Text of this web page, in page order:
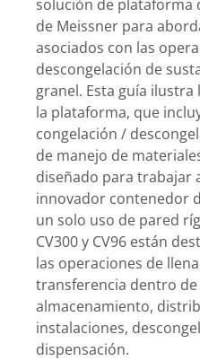
solución de plataforma
de Meissner para
asociados con las
descongelación de
granel. Esta guía
la plataforma, que
congelación /
de manejo de
diseñado para trabajar
innovador contenedor
un solo uso de pared
CV300 y CV96 están
las operaciones de
transferencia dentro
almacenamiento,
instalaciones,
dispensación.